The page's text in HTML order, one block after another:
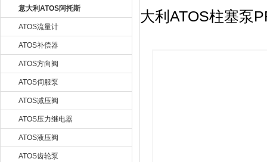
意大利ATOS阿托斯
ATOS流量计
ATOS补偿器
ATOS方向阀
ATOS伺服泵
ATOS减压阀
ATOS压力继电器
ATOS液压阀
ATOS齿轮泵
大利ATOS柱塞泵